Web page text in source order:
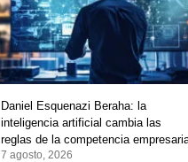
Daniel Esquenazi Beraha: la
inteligencia artificial cambia las
reglas de la competencia
7 agosto, 2026